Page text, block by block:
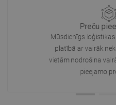
Preču
Mūsdienīgs
platībā ar vairāk
vietām nodrošina
pieejamo